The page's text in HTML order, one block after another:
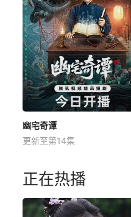
幽宅奇谭
更新至第14集
正在热播